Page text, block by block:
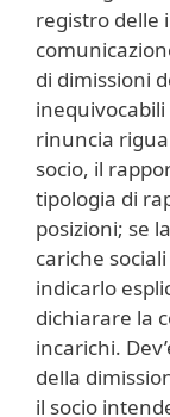
registro delle
di dimissioni
rinuncia
socio, il
tipologia di
posizioni; se
cariche
indicarlo
dichiarare la
incarichi.
della
il socio